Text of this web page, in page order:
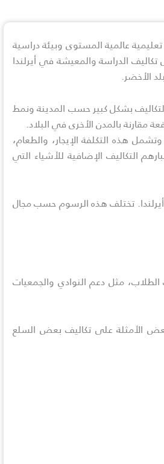
عالمية المستوى وبيئة دراسية
الدراسة والمعيشة في أيرلندا
الأخضر.
بشكل كبير حسب المدينة ونمط
مقارنة بالمدن الأخرى في البلاد.
يمكن أن تتراوح تكلفة المعيشة للطلاب بين 7000 و 12000 يورو، وتشمل هذه التكلفة الإيجار، والطعام،
التكاليف الإضافية للأشياء التي
تختلف هذه الرسوم حسب مجال
دفع حوالي 2500 يورو سنويًا لخدمات الطلاب، مثل دعم النوادي والجمعيات
بعض الأمثلة على تكاليف بعض السلع